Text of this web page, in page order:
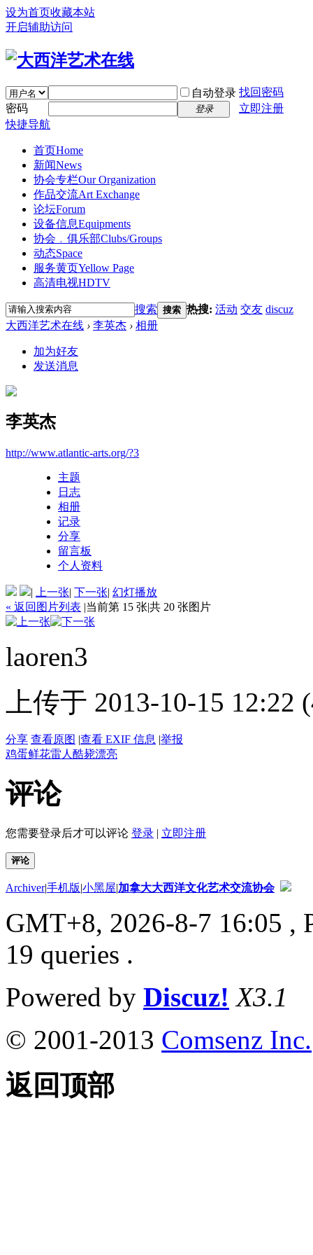
设为首页收藏本站
开启辅助访问
自动登录 找回密码
密码
登录
立即注册
快捷导航
首页Home
新闻News
协会专栏Our Organization
作品交流Art Exchange
论坛Forum
设备信息Equipments
协会﹒俱乐部Clubs/Groups
动态Space
服务黄页Yellow Page
高清电视HDTV
搜索 搜索 热搜: 活动 交友 discuz
大西洋艺术在线 › 李英杰 › 相册
加为好友
发送消息
李英杰
http://www.atlantic-arts.org/?3
主题
日志
相册
记录
分享
留言板
个人资料
| 上一张| 下一张| 幻灯播放
« 返回图片列表 |当前第 15 张|共 20 张图片
laoren3
上传于 2013-10-15 12:22
分享 查看原图 |查看 EXIF 信息 |举报
鸡蛋鲜花雷人 酷毙漂亮
评论
您需要登录后才可以评论 登录 | 立即注册
评论
Archiver|手机版|小黑屋|加拿大大西洋文化艺术交流协会
GMT+8, 2026-8-7 16:05 ,
19 queries .
Powered by Discuz! X3.1
© 2001-2013 Comsenz Inc.
返回顶部